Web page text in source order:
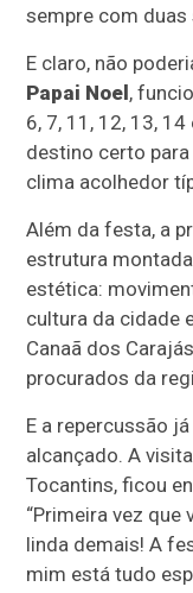
sempre com
E claro, não
Papai Noel ,
6, 7, 11, 12, 13,
destino certo
clima acolhedor
Além da festa, a
estrutura
estética:
cultura da cidade
Canaã dos
procurados da
E a repercussão
alcançado. A
Tocantins, ficou
“Primeira vez que
linda demais! A
mim está tudo